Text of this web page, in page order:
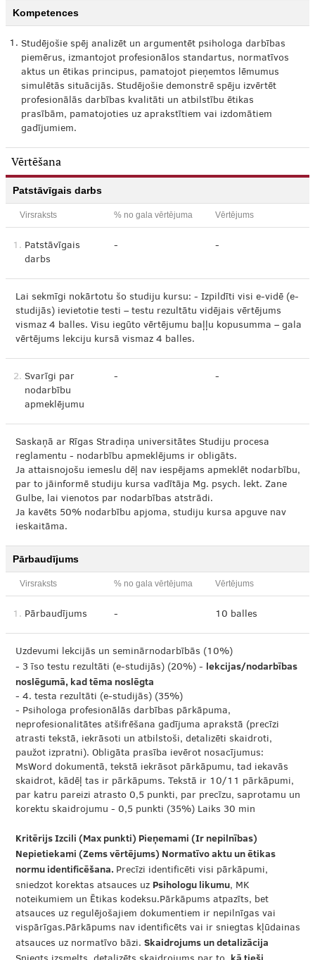
Kompetences
1. Studējošie spēj analizēt un argumentēt psihologa darbības
piemērus, izmantojot profesionālos standartus, normatīvos
aktus un ētikas principus, pamatojot pieņemtos lēmumus
simulētās situācijās. Studējošie demonstrē spēju izvērtēt
profesionālās darbības kvalitāti un atbilstību ētikas
prasībām, pamatojoties uz aprakstītiem vai izdomātiem
gadījumiem.
Vērtēšana
Patstāvīgais darbs
Virsraksts % no gala vērtējuma Vērtējums
1. Patstāvīgais
darbs
- -
Lai sekmīgi nokārtotu šo studiju kursu: - Izpildīti visi e-vidē (e-
studijās) ievietotie testi – testu rezultātu vidējais vērtējums
vismaz 4 balles. Visu iegūto vērtējumu baļļu kopusumma – gala
vērtējums lekciju kursā vismaz 4 balles.
2. Svarīgi par
nodarbību
apmeklējumu
- -
Saskaņā ar Rīgas Stradiņa universitātes Studiju procesa
reglamentu - nodarbību apmeklējums ir obligāts.
Ja attaisnojošu iemeslu dēļ nav iespējams apmeklēt nodarbību,
par to jāinformē studiju kursa vadītāja Mg. psych. lekt. Zane
Gulbe, lai vienotos par nodarbības atstrādi.
Ja kavēts 50% nodarbību apjoma, studiju kursa apguve nav
ieskaitāma.
Pārbaudījums
Virsraksts % no gala vērtējuma Vērtējums
1. Pārbaudījums - 10 balles
Uzdevumi lekcijās un seminārnodarbībās (10%)
- 3 īso testu rezultāti (e-studijās) (20%) - lekcijas/nodarbības
noslēgumā, kad tēma noslēgta
- 4. testa rezultāti (e-studijās) (35%)
- Psihologa profesionālās darbības pārkāpuma,
neprofesionalitātes atšifrēšana gadījuma aprakstā (precīzi
atrasti tekstā, iekrāsoti un atbilstoši, detalizēti skaidroti,
paužot izpratni). Obligāta prasība ievērot nosacījumus:
MsWord dokumentā, tekstā iekrāsot pārkāpumu, tad iekavās
skaidrot, kādēļ tas ir pārkāpums. Tekstā ir 10/11 pārkāpumi,
par katru pareizi atrasto 0,5 punkti, par precīzu, saprotamu un
korektu skaidrojumu - 0,5 punkti (35%) Laiks 30 min
Kritērijs Izcili (Max punkti) Pieņemami (Ir nepilnības)
Nepietiekami (Zems vērtējums) Normatīvo aktu un ētikas
normu identificēšana. Precīzi identificēti visi pārkāpumi,
sniedzot korektas atsauces uz Psihologu likumu, MK
noteikumiem un Ētikas kodeksu.Pārkāpums atpazīts, bet
atsauces uz regulējošajiem dokumentiem ir nepilnīgas vai
vispārīgas.Pārkāpums nav identificēts vai ir sniegtas kļūdainas
atsauces uz normatīvo bāzi. Skaidrojums un detalizācija